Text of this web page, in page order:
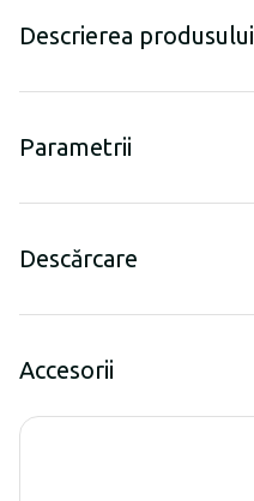
Descrierea produsului
Parametrii
Descărcare
Accesorii